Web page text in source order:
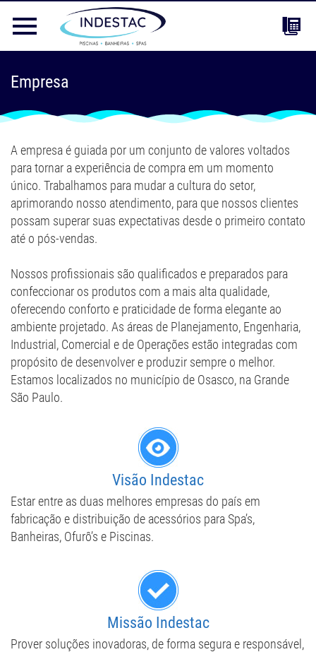
Empresa
A empresa é guiada por um conjunto de valores voltados
para tornar a experiência de compra em um momento
único. Trabalhamos para mudar a cultura do setor,
aprimorando nosso atendimento, para que nossos clientes
possam superar suas expectativas desde o primeiro contato
até o pós-vendas.
Nossos profissionais são qualificados e preparados para
confeccionar os produtos com a mais alta qualidade,
oferecendo conforto e praticidade de forma elegante ao
ambiente projetado. As áreas de Planejamento, Engenharia,
Industrial, Comercial e de Operações estão integradas com
propósito de desenvolver e produzir sempre o melhor.
Estamos localizados no município de Osasco, na Grande
São Paulo.
​Visão Indestac
Estar entre as duas melhores empresas do país em
fabricação e distribuição de acessórios para Spa’s,
Banheiras, Ofurô’s e Piscinas.
Missão Indestac
Prover soluções inovadoras, de forma segura e responsável,